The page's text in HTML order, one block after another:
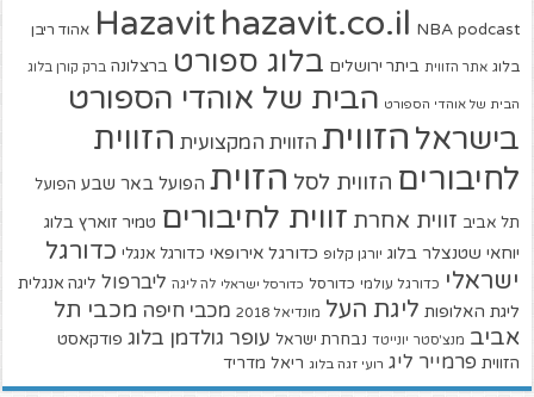
Hazavit hazavit.co.il NBA podcast אהוד ריבן
בלוג אתר הזווית ביתר ירושלים בלוג ספורט ברצלונה ברק קורן בלוג
הבית של אוהדי הספורט הבית של אוהדי הספורט
בישראל הזווית הזווית המקצועית הזווית
לחיבורים הזווית לסל הזוית הפועל באר שבע הפועל
תל אביב זווית אחרת זווית לחיבורים טמיר זוארץ בלוג
יוחאי שטנצלר בלוג יורגן קלופ כדורגל אירופאי כדורגל אנגלי כדורגל
ישראלי כדורגל עולמי כדורסל כדורסל ישראלי לה ליגה ליברפול ליגה אנגלית
ליגת האלופות ליגת העל מונדיאל 2018 מכבי חיפה מכבי תל
אביב מנצ'סטר יונייטד נבחרת ישראל עופר גולדמן בלוג פודקאסט
הזווית פרמייר ליג רועי זגה בלוג ריאל מדריד